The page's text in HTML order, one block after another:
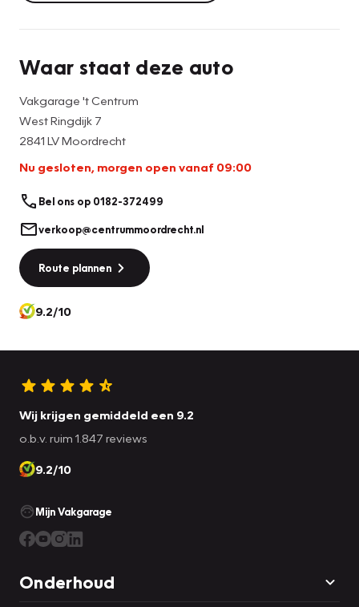
Waar staat deze auto
Vakgarage 't Centrum
West Ringdijk 7
2841 LV Moordrecht
Nu gesloten, morgen open vanaf 09:00
Bel ons op 0182-372499
verkoop@centrummoordrecht.nl
Route plannen
9.2/10
Wij krijgen gemiddeld een 9.2
o.b.v. ruim 1.847 reviews
9.2/10
Mijn Vakgarage
Onderhoud